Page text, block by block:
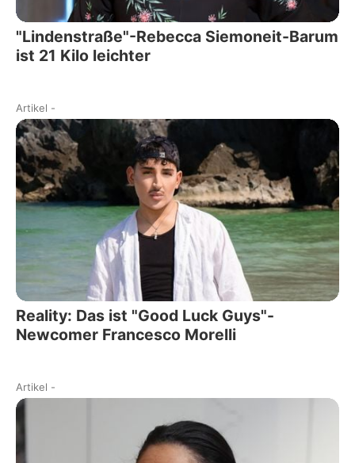
"Lindenstraße"-Rebecca Siemoneit-Barum
ist 21 Kilo leichter
Artikel -
Reality: Das ist "Good Luck Guys"-
Newcomer Francesco Morelli
Artikel -